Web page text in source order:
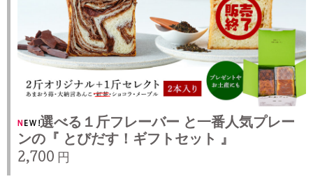
選べる１斤フレーバー と一番人気プレー
ンの『 とびだす！ギフトセット 』
2,700 円